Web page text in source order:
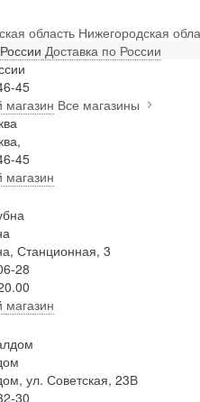
область Нижегородская
Доставка по России
45
магазин Все магазины
45
магазин
Станционная, 3
28
магазин
ул. Советская, 23В
30